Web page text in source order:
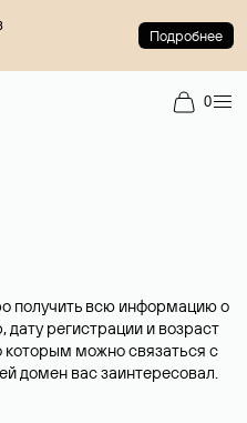
Подробнее
0
получить всю информацию о
регистрации и возраст
которым можно связаться с
домен вас заинтересовал.